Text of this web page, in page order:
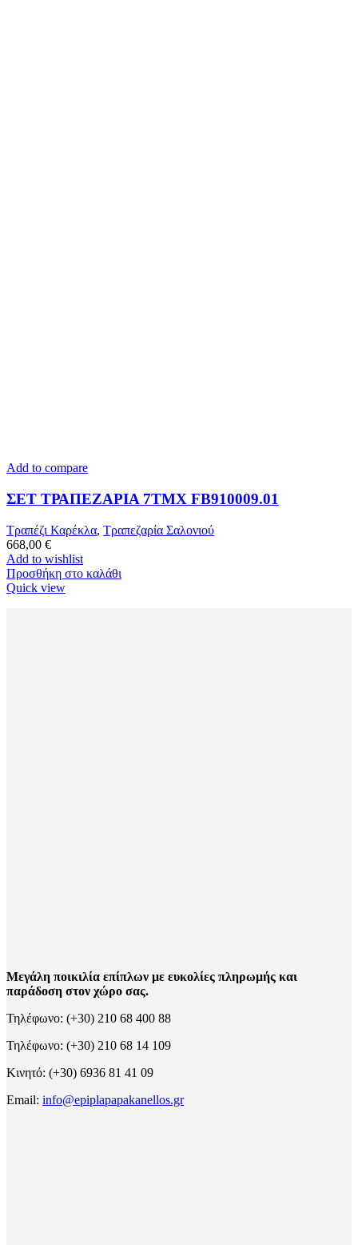
Add to compare
ΣΕΤ ΤΡΑΠΕΖΑΡΙΑ 7TMX FB910009.01
Τραπέζι Καρέκλα, Τραπεζαρία Σαλονιού
668,00 €
Add to wishlist
Προσθήκη στο καλάθι
Quick view
Μεγάλη ποικιλία επίπλων με ευκολίες πληρωμής και
παράδοση στον χώρο σας.
Τηλέφωνο: (+30) 210 68 400 88
Τηλέφωνο: (+30) 210 68 14 109
Κινητό: (+30) 6936 81 41 09
Email: info@epiplapapakanellos.gr